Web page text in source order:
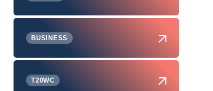
BUSINESS
T20WC